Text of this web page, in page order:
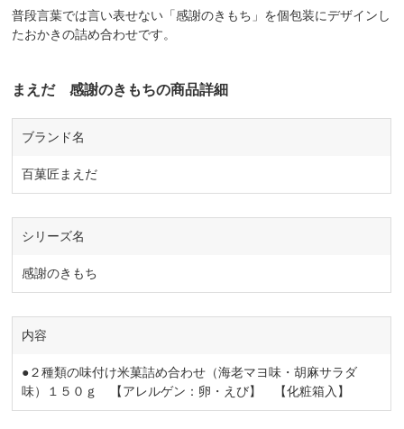
普段言葉では言い表せない「感謝のきもち」を個包装にデザインし
たおかきの詰め合わせです。
まえだ 感謝のきもちの商品詳細
ブランド名
百菓匠まえだ
シリーズ名
感謝のきもち
内容
●２種類の味付け米菓詰め合わせ（海老マヨ味・胡麻サラダ
味）１５０ｇ 【アレルゲン：卵・えび】 【化粧箱入】